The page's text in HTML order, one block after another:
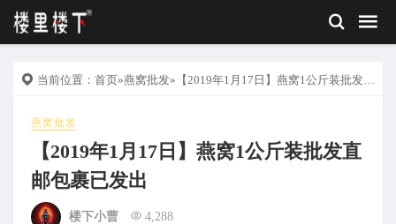
当前位置： 首页»燕窝批发»【2019年1月17日】燕窝1公斤装批发直邮包裹已发出
燕窝批发
【2019年1月17日】燕窝1公斤装批发直
邮包裹已发出
楼下小曹 4,288